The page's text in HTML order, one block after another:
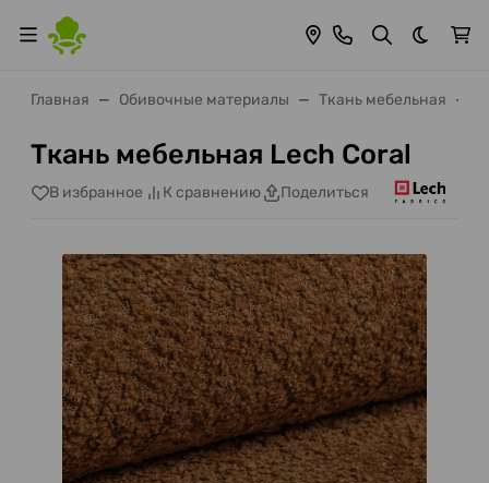
Темная
Главная Обивочные материалы Ткань мебельная
Ткань мебельная Lech Coral
В избранное К сравнению Поделиться